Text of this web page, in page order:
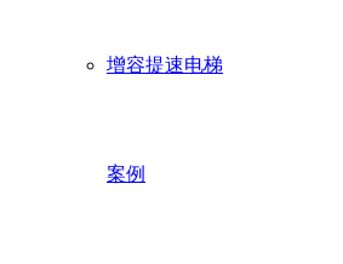
增容提速电梯
案例